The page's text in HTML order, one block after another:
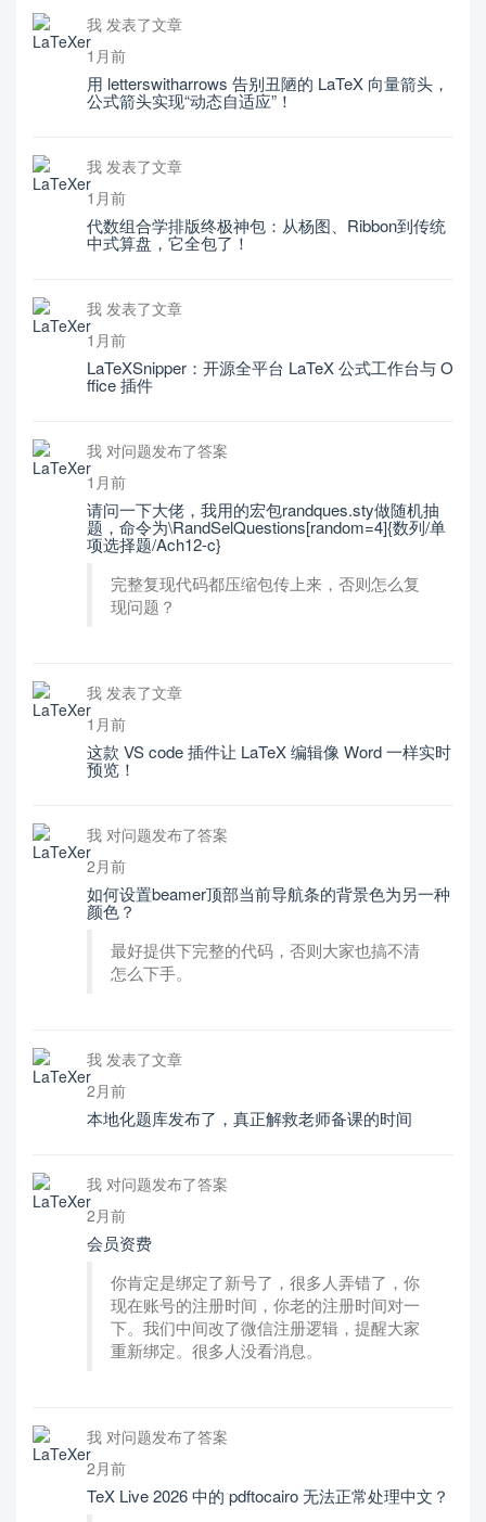
我 发表了文章
1月前
用 letterswitharrows 告别丑陋的 LaTeX 向量箭头，
公式箭头实现“动态自适应”！
我 发表了文章
1月前
代数组合学排版终极神包：从杨图、Ribbon到传统
中式算盘，它全包了！
我 发表了文章
1月前
LaTeXSnipper：开源全平台 LaTeX 公式工作台与 O
ffice 插件
我 对问题发布了答案
1月前
请问一下大佬，我用的宏包randques.sty做随机抽
题，命令为\RandSelQuestions[random=4]{数列/单
项选择题/Ach12-c}
完整复现代码都压缩包传上来，否则怎么复
现问题？
我 发表了文章
1月前
这款 VS code 插件让 LaTeX 编辑像 Word 一样实时
预览！
我 对问题发布了答案
2月前
如何设置beamer顶部当前导航条的背景色为另一种
颜色？
最好提供下完整的代码，否则大家也搞不清
怎么下手。
我 发表了文章
2月前
本地化题库发布了，真正解救老师备课的时间
我 对问题发布了答案
2月前
会员资费
你肯定是绑定了新号了，很多人弄错了，你
现在账号的注册时间，你老的注册时间对一
下。我们中间改了微信注册逻辑，提醒大家
重新绑定。很多人没看消息。
我 对问题发布了答案
2月前
TeX Live 2026 中的 pdftocairo 无法正常处理中文？